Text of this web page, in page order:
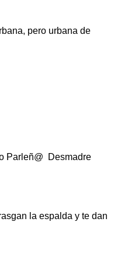
pero urbana de
Parleñ@ Desmadre
la espalda y te dan